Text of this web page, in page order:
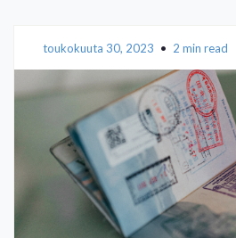
toukokuuta 30, 2023 • 2 min read